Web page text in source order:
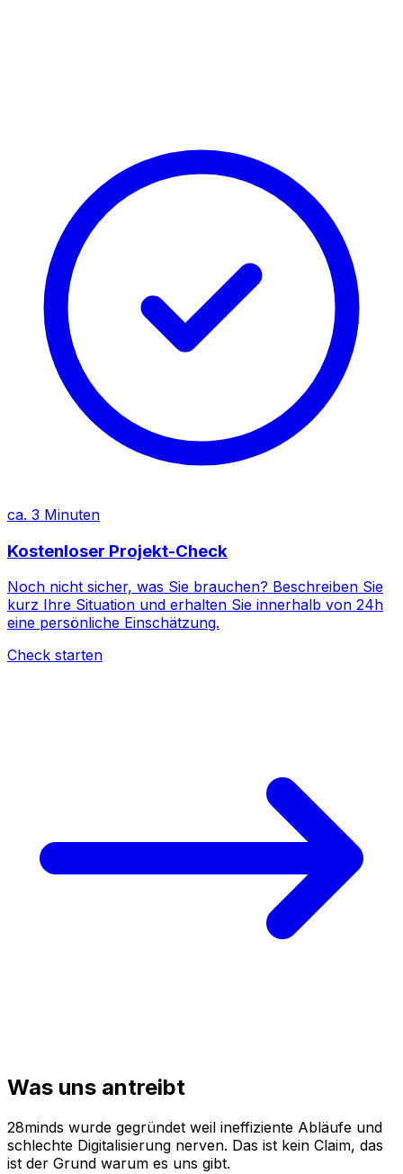
ca. 3 Minuten
Kostenloser Projekt-Check
Noch nicht sicher, was Sie brauchen? Beschreiben Sie
kurz Ihre Situation und erhalten Sie innerhalb von 24h
eine persönliche Einschätzung.
Check starten
Was uns antreibt
28minds wurde gegründet weil ineffiziente Abläufe und
schlechte Digitalisierung nerven. Das ist kein Claim, das
ist der Grund warum es uns gibt.